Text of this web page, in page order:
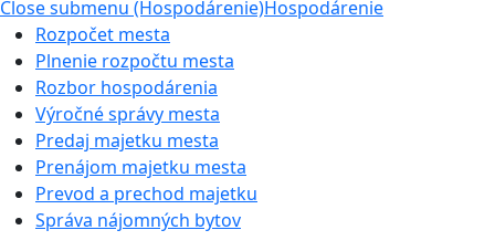
Close submenu (Hospodárenie)Hospodárenie
Rozpočet mesta
Plnenie rozpočtu mesta
Rozbor hospodárenia
Výročné správy mesta
Predaj majetku mesta
Prenájom majetku mesta
Prevod a prechod majetku
Správa nájomných bytov